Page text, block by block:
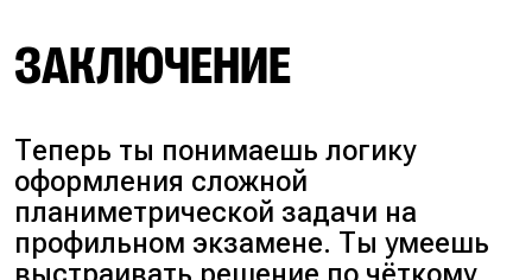
Рисунок к задаче
окружностей. Центр вписанной
окружности всегда лежит на
биссектрисах углов. Значит,
прямая $BO$ делит угол $B$
ЗАКЛЮЧЕНИЕ
Теперь ты понимаешь логику
оформления сложной
планиметрической задачи на
профильном экзамене. Ты умеешь